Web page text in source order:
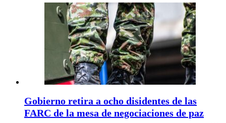
Gobierno retira a ocho disidentes de las
FARC de la mesa de negociaciones de paz